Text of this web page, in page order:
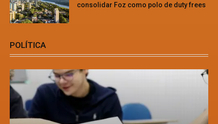
consolidar Foz como polo de duty frees
POLÍTICA